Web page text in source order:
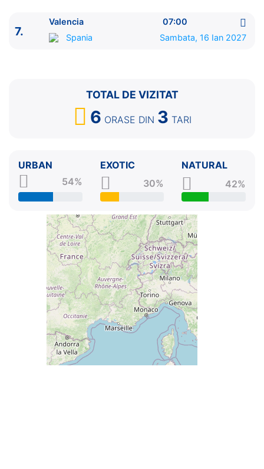
7.
Valencia
07:00
Spania
Sambata, 16 Ian 2027
TOTAL DE VIZITAT
6 ORASE DIN 3 TARI
URBAN
54%
EXOTIC
30%
NATURAL
42%